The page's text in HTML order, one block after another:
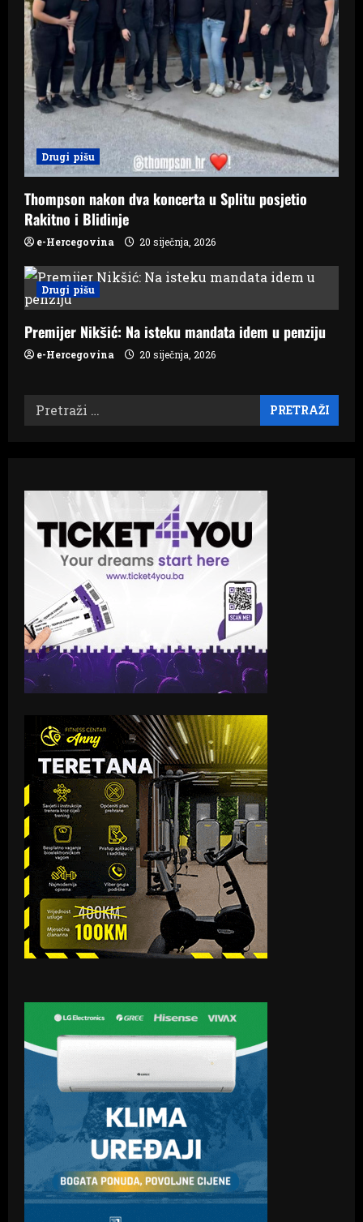
Drugi pišu
Thompson nakon dva koncerta u Splitu posjetio
Rakitno i Blidinje
e-Hercegovina 20 siječnja, 2026
Drugi pišu
Premijer Nikšić: Na isteku mandata idem u penziju
e-Hercegovina 20 siječnja, 2026
Pretraži: